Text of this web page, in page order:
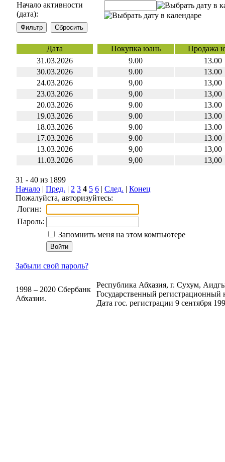
Начало активности
(дата):
Дата Покупка юань
Продажа
31.03.2026
9.00
13.00
30.03.2026
9.00
13.00
24.03.2026
9,00
13,00
23.03.2026
9,00
13,00
20.03.2026
9.00
13.00
19.03.2026
9.00
13.00
18.03.2026
9.00
13.00
17.03.2026
9.00
13.00
13.03.2026
9,00
13,00
11.03.2026
9,00 13,00
31 - 40 из 1899
Начало | Пред. | 2 3 4 5 6 | След. | Конец
Пожалуйста, авторизуйтесь:
Логин:
Пароль:
Запомнить меня на этом компьютере
Забыли свой пароль?
1998 – 2020 Сбербанк
Абхазии.
Республика Абхазия, г. Сухум,
Государственный регистрационный
Дата гос. регистрации 9 сентября